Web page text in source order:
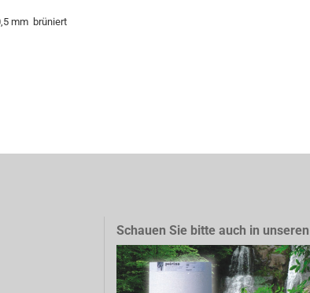
mm brüniert
Schauen Sie bitte auch in